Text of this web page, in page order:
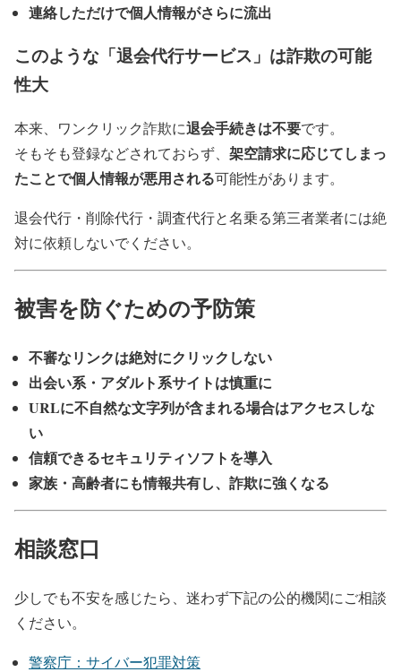
連絡しただけで個人情報がさらに流出
このような「退会代行サービス」は詐欺の可能
性大
本来、ワンクリック詐欺に退会手続きは不要です。
そもそも登録などされておらず、 架空請求に応じてしまっ
たことで個人情報が悪用される可能性があります。
退会代行・削除代行・調査代行と名乗る第三者業者には絶
対に依頼しないでください。
被害を防ぐための予防策
不審なリンクは絶対にクリックしない
出会い系・アダルト系サイトは慎重に
URLに不自然な文字列が含まれる場合はアクセスしな
い
信頼できるセキュリティソフトを導入
家族・高齢者にも情報共有し、詐欺に強くなる
相談窓口
少しでも不安を感じたら、迷わず下記の公的機関にご相談
ください。
警察庁：サイバー犯罪対策